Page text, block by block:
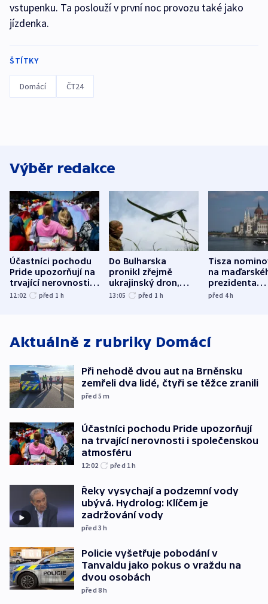
vstupenku. Ta poslouží v první noc provozu také jako
jízdenka.
ŠTÍTKY
Domácí ČT24
Výběr redakce
Účastníci pochodu
Pride upozorňují na
trvající nerovnosti i
společenskou
12:02 před 1 h
Do Bulharska
pronikl zřejmě
ukrajinský dron,
explodoval kilometr
13:05 před 1 h
Tisza
na
prezidenta
bývalého
před 4h
Aktuálně z rubriky Domácí
Při nehodě dvou aut na Brněnsku
zemřeli dva lidé, čtyři se těžce zranili
před 5m
Účastníci pochodu Pride upozorňují
na trvající nerovnosti i společenskou
atmosféru
12:02 před 1h
Řeky vysychají a podzemní vody
ubývá. Hydrolog: Klíčem je
zadržování vody
před 3h
Policie vyšetřuje pobodání v
Tanvaldu jako pokus o vraždu na
dvou osobách
před 8h